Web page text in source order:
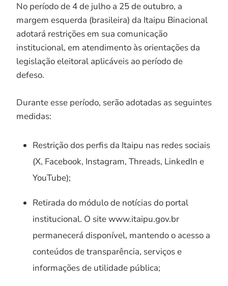
No período de 4 de julho a 25 de outubro, a
margem esquerda (brasileira) da Itaipu Binacional
adotará restrições em sua comunicação
institucional, em atendimento às orientações da
legislação eleitoral aplicáveis ao período de
defeso.
Durante esse período, serão adotadas as seguintes
medidas:
Restrição dos perfis da Itaipu nas redes sociais
(X, Facebook, Instagram, Threads, LinkedIn e
YouTube);
Retirada do módulo de notícias do portal
institucional. O site www.itaipu.gov.br
permanecerá disponível, mantendo o acesso a
conteúdos de transparência, serviços e
informações de utilidade pública;